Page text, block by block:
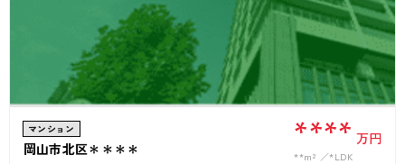
マンション
岡山市北区＊＊＊＊ **** 万円
**m² *LDK